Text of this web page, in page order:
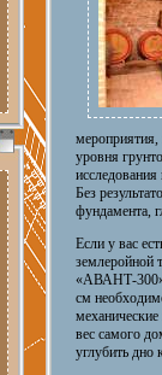
уровня
Без
фундамента,
Если у вас
землеройной
«АВАНТ-300»,
см
вес самого
углубить дно